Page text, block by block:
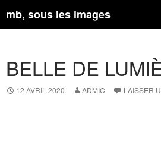
aumb, sous les images
BELLE DE
12 AVRIL 2020 ADMIC LAISSER